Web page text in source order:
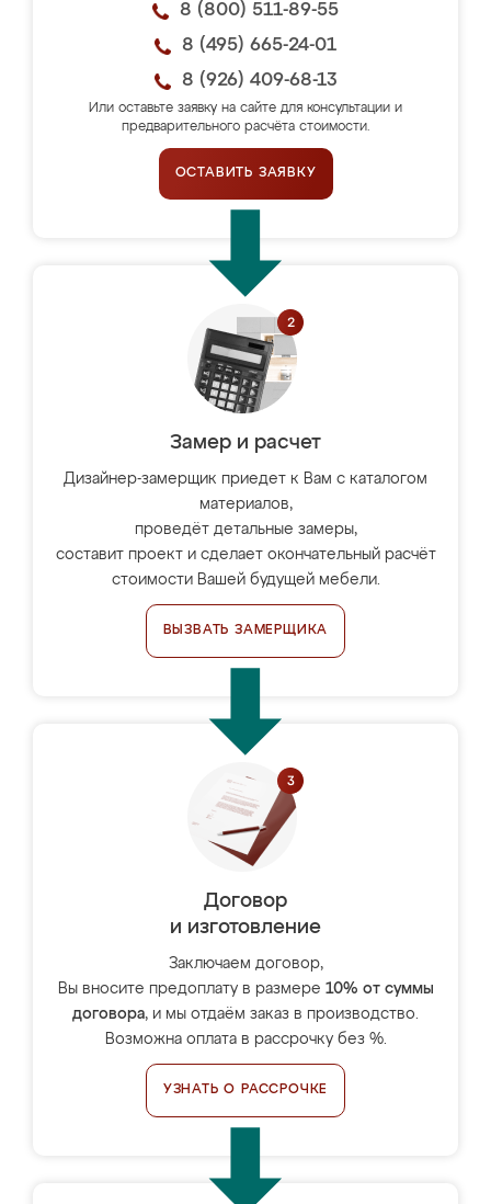
8 (800) 511-89-55
8 (495) 665-24-01
8 (926) 409-68-13
Или оставьте заявку на сайте для консультации и
предварительного расчёта стоимости.
ОСТАВИТЬ ЗАЯВКУ
Замер и расчет
Дизайнер-замерщик приедет к Вам с каталогом
материалов,
проведёт детальные замеры,
составит проект и сделает окончательный расчёт
стоимости Вашей будущей мебели.
ВЫЗВАТЬ ЗАМЕРЩИКА
Договор
и изготовление
Заключаем договор,
Вы вносите предоплату в размере 10% от суммы
договора, и мы отдаём заказ в производство.
Возможна оплата в рассрочку без %.
УЗНАТЬ О РАССРОЧКЕ